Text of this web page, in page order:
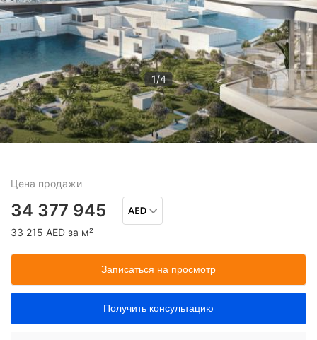
1/4
Цена продажи
34 377 945
33 215 AED за м²
Записаться на просмотр
Получить консультацию